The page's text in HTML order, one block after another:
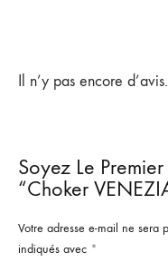
Il n’y pas encore d’avis.
Soyez Le
“Choker
Votre adresse e-mail ne sera
indiqués avec *